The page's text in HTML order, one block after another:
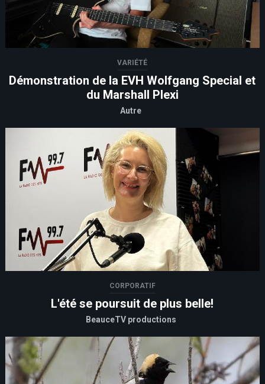
VARIÉTÉ
Démonstration de la EVH Wolfgang Special et
du Marshall Plexi
Autre
CORPORATIF
L'été se poursuit de plus belle!
BeauceTV productions